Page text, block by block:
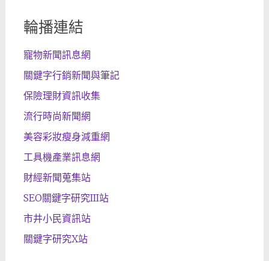
輪播連結
寵物新聞訊息網
關鍵字行銷新聞與筆記
保險理財資訊收集
流行時尚新聞網
美容彩妝瘦身減重網
工具機產業訊息網
財經新聞蒐集站
SEO關鍵字研究III站
市井小民資訊站
關鍵字研究X站